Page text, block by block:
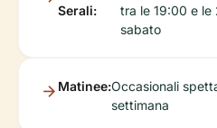
Serali:
tra le 19:00 e
sabato
Matinee:Occasionali
settimana